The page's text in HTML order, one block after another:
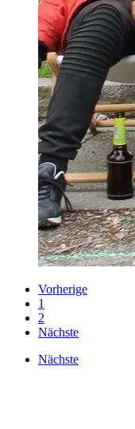
Vorherige
1
2
Nächste
Nächste